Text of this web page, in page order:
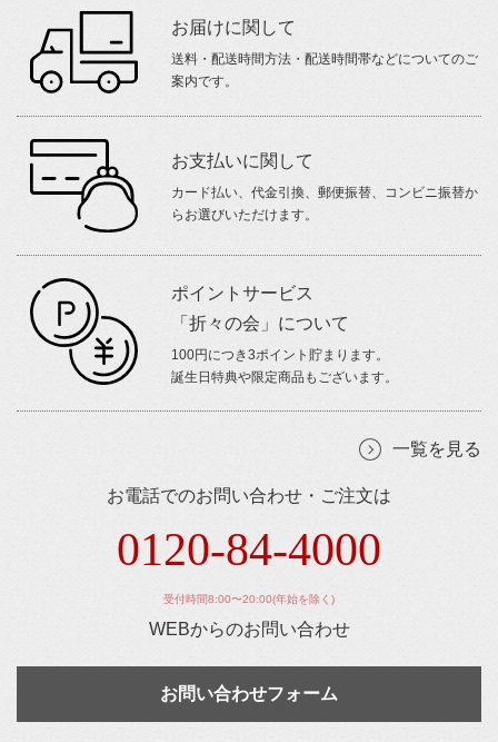
お届けに関して
送料・配送時間方法・配送時間帯などについてのご
案内です。
お支払いに関して
カード払い、代金引換、郵便振替、コンビニ振替か
らお選びいただけます。
ポイントサービス
「折々の会」について
100円につき3ポイント貯まります。
誕生日特典や限定商品もございます。
一覧を見る
お電話でのお問い合わせ・ご注文は
0120-84-4000
受付時間8:00〜20:00(年始を除く)
WEBからのお問い合わせ
お問い合わせフォーム